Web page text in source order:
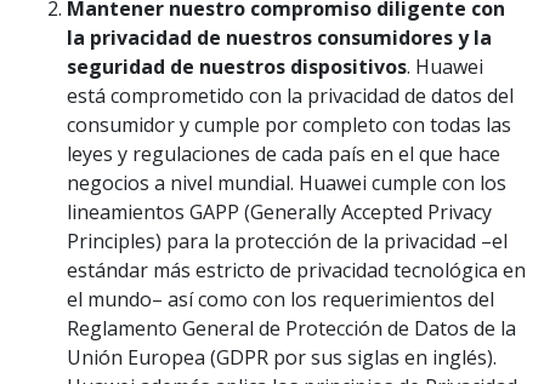
Mantener nuestro compromiso diligente con
la privacidad de nuestros consumidores y la
seguridad de nuestros dispositivos. Huawei
está comprometido con la privacidad de datos del
consumidor y cumple por completo con todas las
leyes y regulaciones de cada país en el que hace
negocios a nivel mundial. Huawei cumple con los
lineamientos GAPP (Generally Accepted Privacy
Principles) para la protección de la privacidad –el
estándar más estricto de privacidad tecnológica en
el mundo– así como con los requerimientos del
Reglamento General de Protección de Datos de la
Unión Europea (GDPR por sus siglas en inglés).